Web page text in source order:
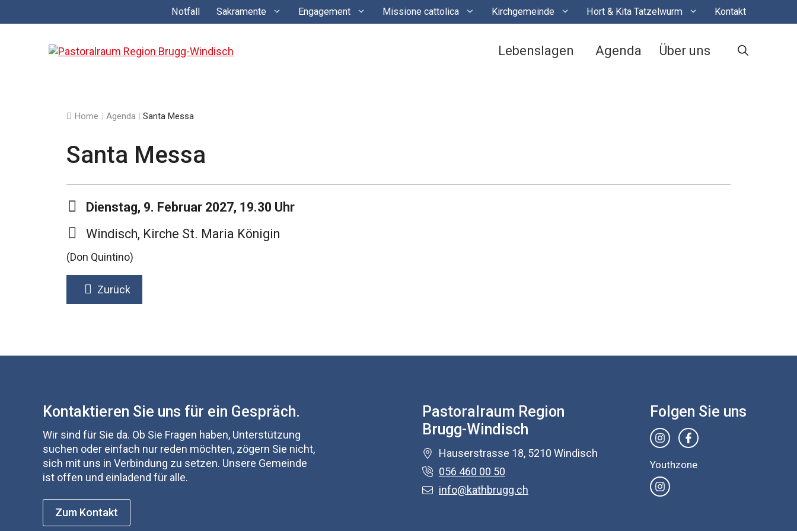
Notfall Sakramente Engagement Missione cattolica Kirchgemeinde Hort & Kita Tatzelwurm Kontakt
Lebenslagen Agenda Über uns
Home | Agenda | Santa Messa
Santa Messa
Dienstag, 9. Februar 2027, 19.30 Uhr
Windisch, Kirche St. Maria Königin
(Don Quintino)
Zurück
Kontaktieren Sie uns für ein Gespräch.
Wir sind für Sie da. Ob Sie Fragen haben, Unterstützung
suchen oder einfach nur reden möchten, zögern Sie nicht,
sich mit uns in Verbindung zu setzen. Unsere Gemeinde
ist offen und einladend für alle.
Zum Kontakt
Pastoralraum Region
Brugg-Windisch
Hauserstrasse 18, 5210 Windisch
056 460 00 50
info@kathbrugg.ch
Folgen Sie uns
Youthzone